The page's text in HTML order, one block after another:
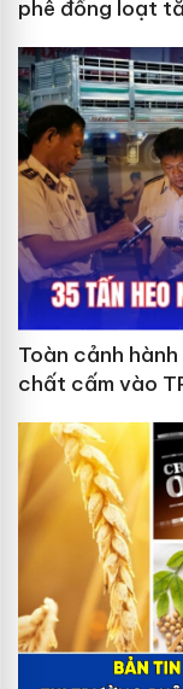
phê đồng loạt
Toàn cảnh
chất cấm vào